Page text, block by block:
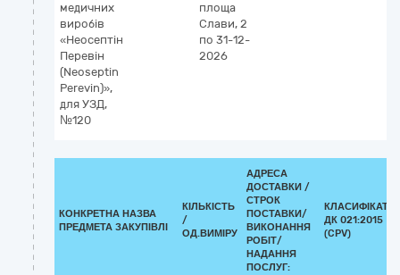
медичних
виробів
«Неосептін
Перевін
(Neoseptin
Perevin)»,
для УЗД,
№120
площа
Слави, 2
по 31-12-
2026
КОНКРЕТНА НАЗВА
ПРЕДМЕТА ЗАКУПІВЛІ
КІЛЬКІСТЬ
/
ОД.ВИМІРУ
АДРЕСА
ДОСТАВКИ /
СТРОК
ПОСТАВКИ/
ВИКОНАННЯ
РОБІТ/
НАДАННЯ
ПОСЛУГ:
ДК 021:2015
(CPV)